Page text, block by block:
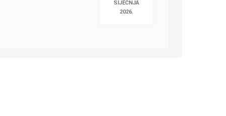
SIJEČNJA
2026.